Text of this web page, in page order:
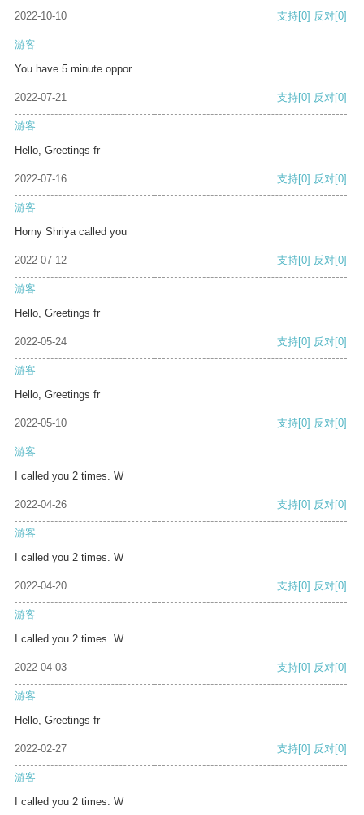
2022-10-10 支持[0] 反对[0]
游客
You have 5 minute oppor
2022-07-21 支持[0] 反对[0]
游客
Hello, Greetings fr
2022-07-16 支持[0] 反对[0]
游客
Horny Shriya called you
2022-07-12 支持[0] 反对[0]
游客
Hello, Greetings fr
2022-05-24 支持[0] 反对[0]
游客
Hello, Greetings fr
2022-05-10 支持[0] 反对[0]
游客
I called you 2 times. W
2022-04-26 支持[0] 反对[0]
游客
I called you 2 times. W
2022-04-20 支持[0] 反对[0]
游客
I called you 2 times. W
2022-04-03 支持[0] 反对[0]
游客
Hello, Greetings fr
2022-02-27 支持[0] 反对[0]
游客
I called you 2 times. W